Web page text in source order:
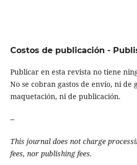
Costos de publicación -
Publicar en esta revista no tiene
No se cobran gastos de envío, ni de
maquetación, ni de publicación.
--
This journal does not charge
fees, nor publishing fees.